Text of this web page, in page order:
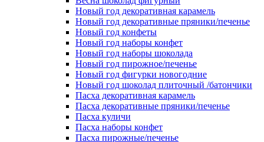
Новый год декоративная карамель
Новый год декоративные пряники/печенье
Новый год конфеты
Новый год наборы конфет
Новый год наборы шоколада
Новый год пирожное/печенье
Новый год фигурки новогодние
Новый год шоколад плиточный /батончики
Пасха декоративная карамель
Пасха декоративные пряники/печенье
Пасха куличи
Пасха наборы конфет
Пасха пирожные/печенье